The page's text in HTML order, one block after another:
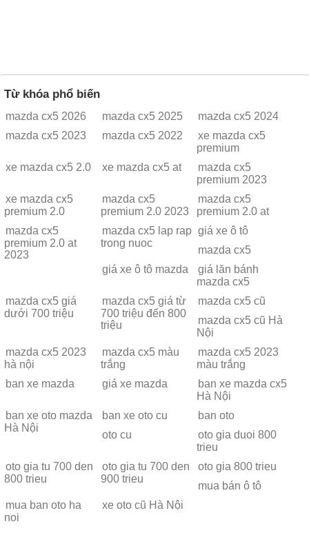
Từ khóa phổ biến
mazda cx5 2026 mazda cx5 2025
mazda cx5 2024
mazda cx5 2023
mazda cx5 2022
xe mazda cx5
premium
xe mazda cx5 2.0
xe mazda cx5 at
mazda cx5
premium 2023
xe mazda cx5
premium 2.0
mazda cx5
premium 2.0 2023
mazda cx5
premium 2.0 at
mazda cx5
premium 2.0 at
2023
mazda cx5 lap rap
trong nuoc
giá xe ô tô
mazda cx5
giá xe ô tô mazda
giá lăn bánh
mazda cx5
mazda cx5 giá
dưới 700 triệu
mazda cx5 giá từ
700 triệu đến 800
triệu
mazda cx5 cũ
mazda cx5 cũ Hà
Nội
mazda cx5 2023
hà nội
mazda cx5 màu
trắng
mazda cx5 2023
màu trắng
ban xe mazda
giá xe mazda
ban xe mazda cx5
Hà Nội
ban xe oto mazda
Hà Nội
ban xe oto cu
ban oto
oto cu
oto gia duoi 800
trieu
oto gia tu 700 den
800 trieu
oto gia tu 700 den
900 trieu
oto gia 800 trieu
mua bán ô tô
mua ban oto ha
noi
xe oto cũ Hà Nội